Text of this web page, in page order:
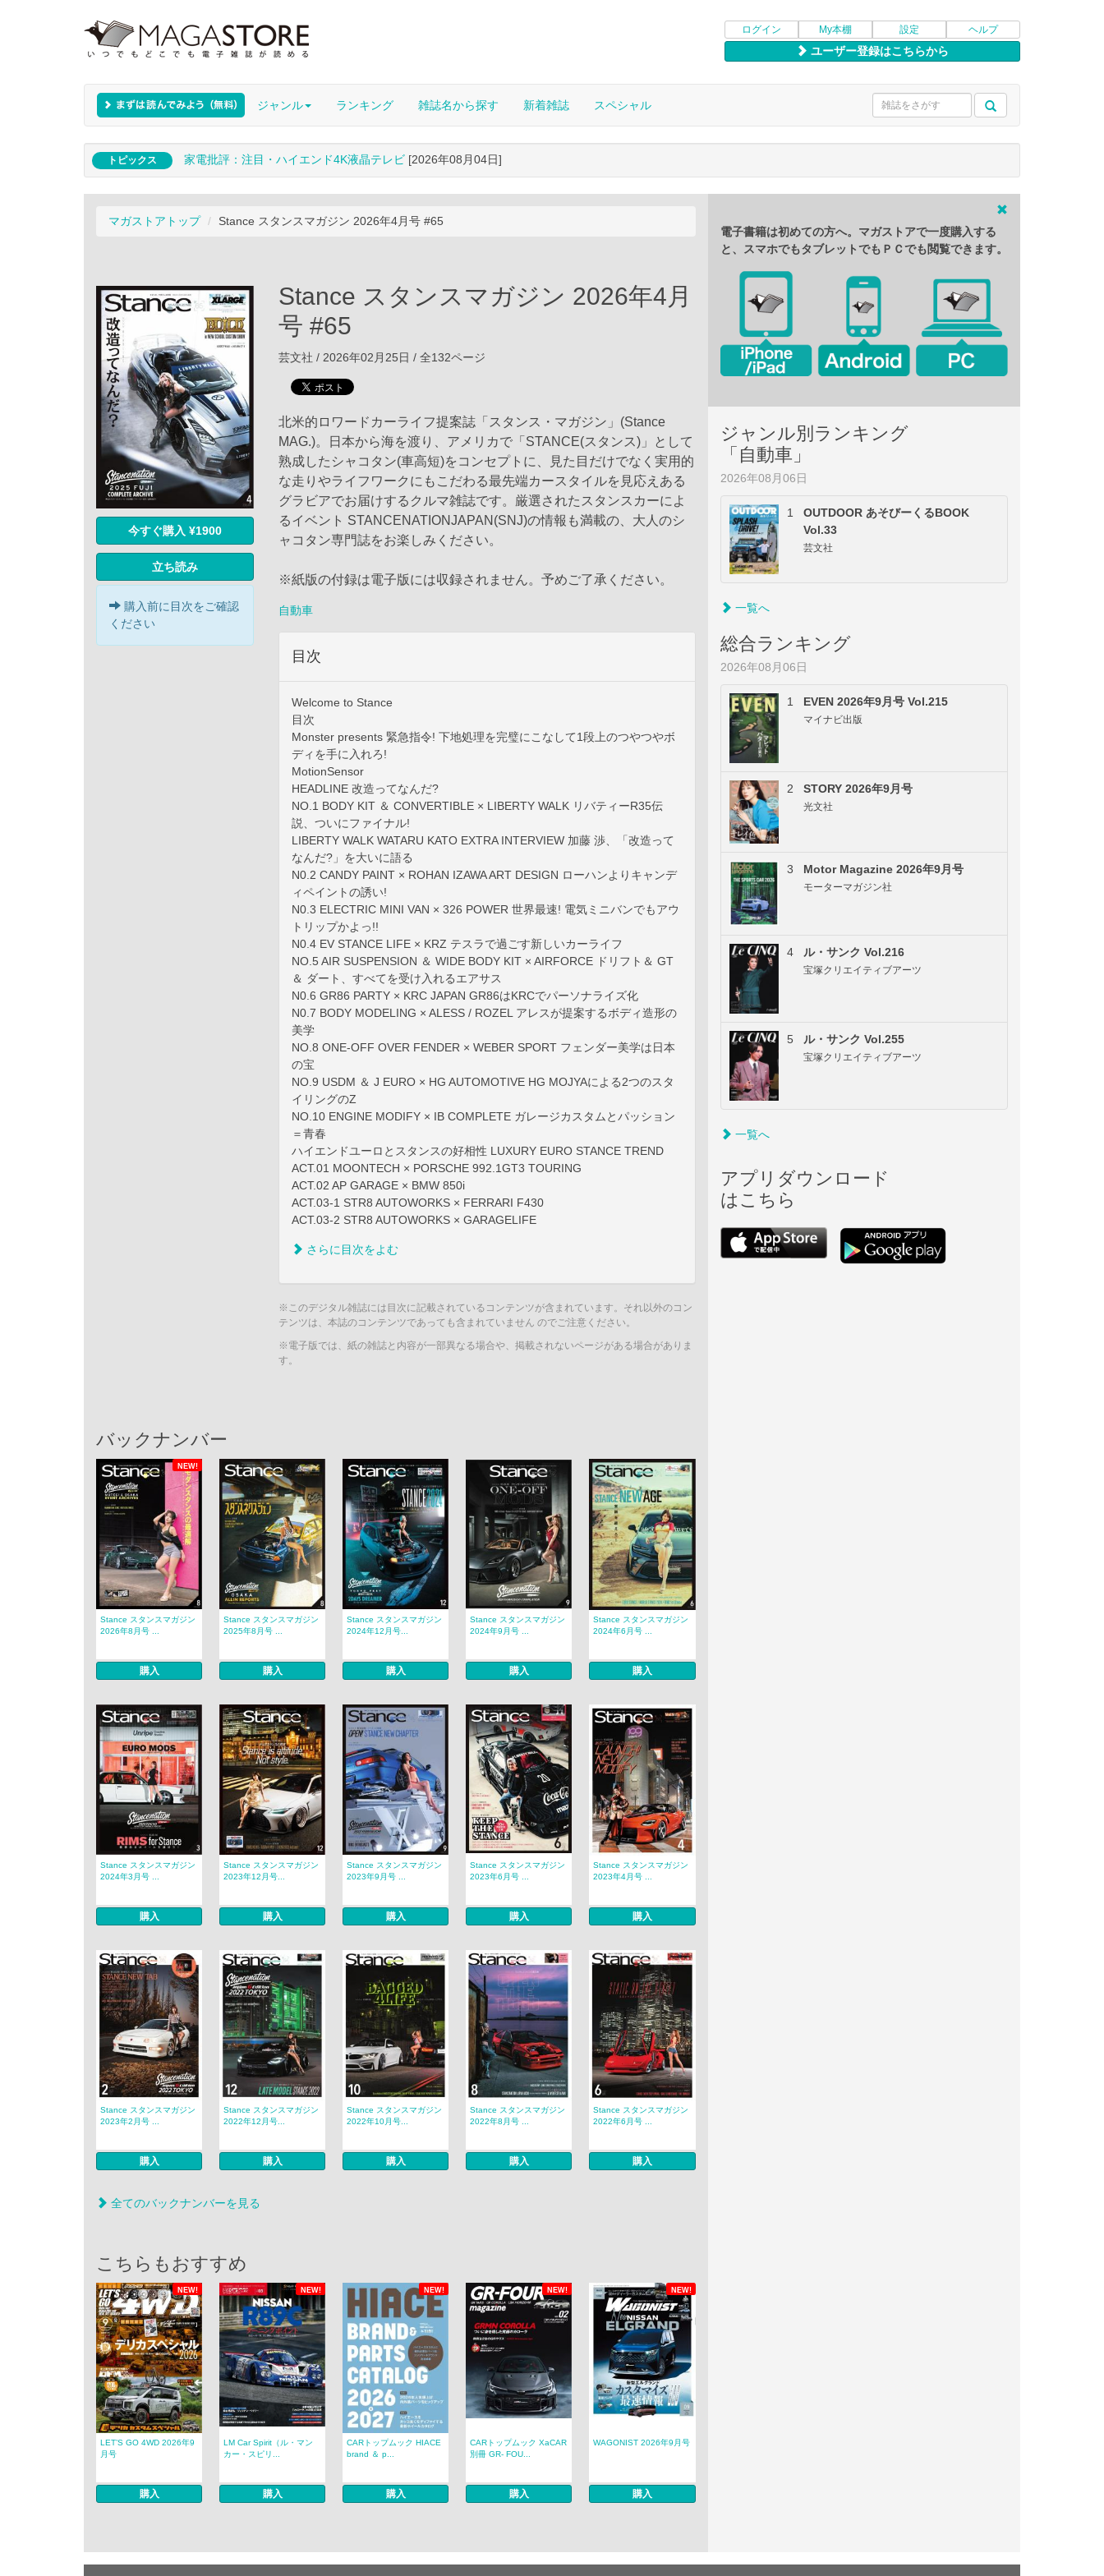
ログイン My本棚 設定 ヘルプ
ユーザー登録はこちらから
ジャンル ランキング 雑誌名から探す 新着雑誌 スペシャル
トピックス 家電批評：注目・ハイエンド4K液晶テレビ [2026年08月04日]
マガストアトップ Stance スタンスマガジン 2026年4月号 #65
今すぐ購入 ¥1900
立ち読み
購入前に目次をご確認
ください
Stance スタンスマガジン 2026年4月
号 #65
芸文社 / 2026年02月25日 / 全132ページ
北米的ロワードカーライフ提案誌「スタンス・マガジン」(Stance
MAG.)。日本から海を渡り、アメリカで「STANCE(スタンス)」として
熟成したシャコタン(車高短)をコンセプトに、見た目だけでなく実用的
な走りやライフワークにもこだわる最先端カースタイルを見応えある
グラビアでお届けするクルマ雑誌です。厳選されたスタンスカーによ
るイベント STANCENATIONJAPAN(SNJ)の情報も満載の、大人のシ
ャコタン専門誌をお楽しみください。
※紙版の付録は電子版には収録されません。予めご了承ください。
自動車
目次
Welcome to Stance
目次
Monster presents 緊急指令! 下地処理を完璧にこなして1段上のつやつやボ
ディを手に入れろ!
MotionSensor
HEADLINE 改造ってなんだ?
NO.1 BODY KIT ＆ CONVERTIBLE × LIBERTY WALK リバティーR35伝
説、ついにファイナル!
LIBERTY WALK WATARU KATO EXTRA INTERVIEW 加藤 渉、「改造って
なんだ?」を大いに語る
N0.2 CANDY PAINT × ROHAN IZAWA ART DESIGN ローハンよりキャンデ
ィペイントの誘い!
N0.3 ELECTRIC MINI VAN × 326 POWER 世界最速! 電気ミニバンでもアウ
トリップかよっ!!
N0.4 EV STANCE LIFE × KRZ テスラで過ごす新しいカーライフ
NO.5 AIR SUSPENSION ＆ WIDE BODY KIT × AIRFORCE ドリフト＆ GT
＆ ダート、すべてを受け入れるエアサス
N0.6 GR86 PARTY × KRC JAPAN GR86はKRCでパーソナライズ化
N0.7 BODY MODELING × ALESS / ROZEL アレスが提案するボディ造形の
美学
NO.8 ONE-OFF OVER FENDER × WEBER SPORT フェンダー美学は日本
の宝
NO.9 USDM ＆ J EURO × HG AUTOMOTIVE HG MOJYAによる2つのスタ
イリングのZ
NO.10 ENGINE MODIFY × IB COMPLETE ガレージカスタムとパッション
＝青春
ハイエンドユーロとスタンスの好相性 LUXURY EURO STANCE TREND
ACT.01 MOONTECH × PORSCHE 992.1GT3 TOURING
ACT.02 AP GARAGE × BMW 850i
ACT.03-1 STR8 AUTOWORKS × FERRARI F430
ACT.03-2 STR8 AUTOWORKS × GARAGELIFE
さらに目次をよむ
※このデジタル雑誌には目次に記載されているコンテンツが含まれています。それ以外のコン
テンツは、本誌のコンテンツであっても含まれていません のでご注意ください。
※電子版では、紙の雑誌と内容が一部異なる場合や、掲載されないページがある場合がありま
す。
バックナンバー
NEW!
Stance スタンスマガジン
2026年8月号 ...
購入
Stance スタンスマガジン
2025年8月号 ...
購入
Stance スタンスマガジン
2024年12月号...
購入
Stance スタンスマガジン
2024年9月号 ...
購入
Stance スタンスマガジン
2024年6月号 ...
購入
Stance スタンスマガジン
2024年3月号 ...
購入
Stance スタンスマガジン
2023年12月号...
購入
Stance スタンスマガジン
2023年9月号 ...
購入
Stance スタンスマガジン
2023年6月号 ...
購入
Stance スタンスマガジン
2023年4月号 ...
購入
Stance スタンスマガジン
2023年2月号 ...
購入
Stance スタンスマガジン
2022年12月号...
購入
Stance スタンスマガジン
2022年10月号...
購入
Stance スタンスマガジン
2022年8月号 ...
購入
Stance スタンスマガジン
2022年6月号 ...
購入
全てのバックナンバーを見る
こちらもおすすめ
NEW! NEW! NEW! NEW! NEW!
LET’S GO 4WD 2026年9
月号
購入
LM Car Spirit（ル・マン
カー・スピリ...
購入
CARトップムック HIACE
brand ＆ p...
購入
CARトップムック XaCAR
別冊 GR- FOU...
購入
WAGONIST 2026年9月号
購入
電子書籍は初めての方へ。マガストアで一度購入する
と、スマホでもタブレットでもＰＣでも閲覧できます。
ジャンル別ランキング
「自動車」
2026年08月06日
1
OUTDOOR あそびーくるBOOK
Vol.33
芸文社
一覧へ
総合ランキング
2026年08月06日
1 EVEN 2026年9月号 Vol.215
マイナビ出版
2 STORY 2026年9月号
光文社
3 Motor Magazine 2026年9月号
モーターマガジン社
4 ル・サンク Vol.216
宝塚クリエイティブアーツ
5 ル・サンク Vol.255
宝塚クリエイティブアーツ
一覧へ
アプリダウンロード
はこちら